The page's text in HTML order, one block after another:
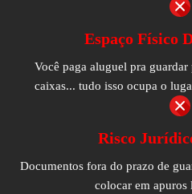
Espaço Físico
Você paga aluguel pra
caixas... tudo isso ocupa o
Risco
Documentos fora do prazo de
colocar em apuros